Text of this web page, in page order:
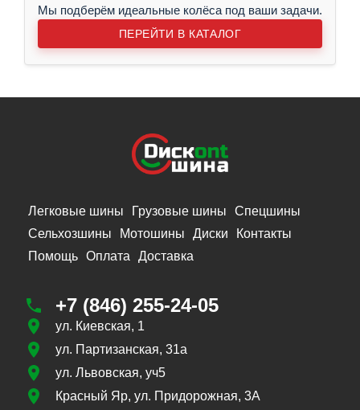
Мы подберём идеальные колёса под ваши задачи.
ПЕРЕЙТИ В КАТАЛОГ
Легковые шины Грузовые шины
Спецшины
Сельхозшины
Мотошины Диски
Контакты
Помощь Оплата Доставка
+7 (846) 255-24-05
ул. Киевская, 1
ул. Партизанская, 31а
ул. Львовская, уч5
Красный Яр, ул. Придорожная, 3А